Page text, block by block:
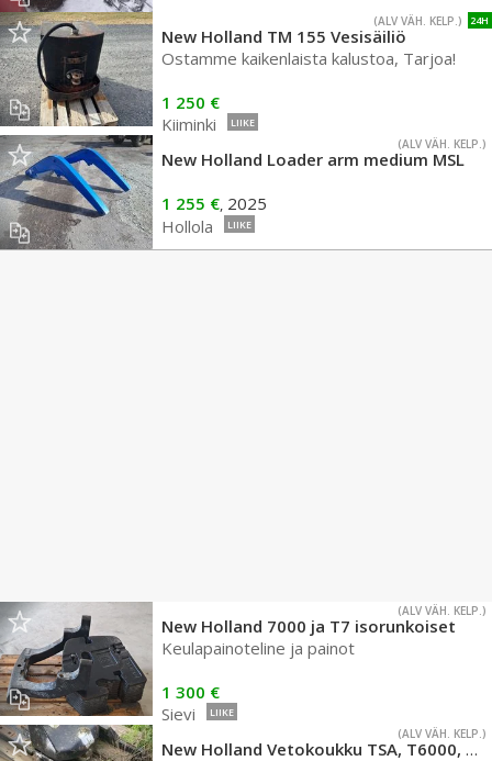
24H
(ALV VÄH. KELP.)
New Holland TM 155 Vesisäiliö
Ostamme kaikenlaista kalustoa, Tarjoa!
1 250 €
Kiiminki
LIIKE
(ALV VÄH. KELP.)
New Holland Loader arm medium MSL
1 255 €, 2025
Hollola
LIIKE
(ALV VÄH. KELP.)
New Holland 7000 ja T7 isorunkoiset
Keulapainoteline ja painot
1 300 €
Sievi
LIIKE
(ALV VÄH. KELP.)
New Holland Vetokoukku TSA, T6000, T6. Sarjoihin